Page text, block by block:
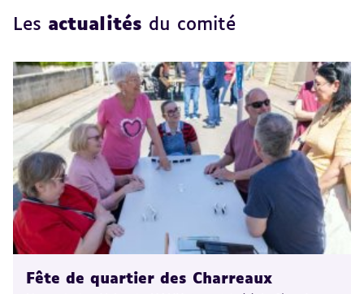
Les actualités du comité
Fête de quartier des Charreaux